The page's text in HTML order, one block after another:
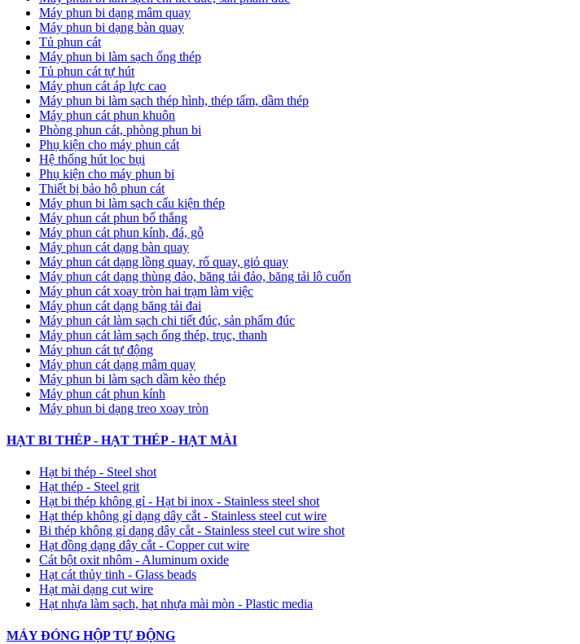
Máy phun bi dạng mâm quay
Máy phun bi dạng bàn quay
Tủ phun cát
Máy phun bi làm sạch ống thép
Tủ phun cát tự hút
Máy phun cát áp lực cao
Máy phun bi làm sạch thép hình, thép tấm, dầm thép
Máy phun cát phun khuôn
Phòng phun cát, phòng phun bi
Phụ kiện cho máy phun cát
Hệ thống hút lọc bụi
Phụ kiện cho máy phun bi
Thiết bị bảo hộ phun cát
Máy phun bi làm sạch cấu kiện thép
Máy phun cát phun bố thắng
Máy phun cát phun kính, đá, gỗ
Máy phun cát dạng bàn quay
Máy phun cát dạng lồng quay, rổ quay, giỏ quay
Máy phun cát dạng thùng đảo, băng tải đảo, băng tải lô cuốn
Máy phun cát xoay tròn hai trạm làm việc
Máy phun cát dạng băng tải đai
​Máy phun cát làm sạch chi tiết đúc, sản phẩm đúc
Máy phun cát làm sạch ống thép, trục, thanh
Máy phun cát tự động
​Máy phun cát dạng mâm quay
Máy phun bi làm sạch dầm kèo thép
Máy phun cát phun kính
Máy phun bi dạng treo xoay tròn
HẠT BI THÉP - HẠT THÉP - HẠT MÀI
Hạt bi thép - Steel shot
Hạt thép - Steel grit
Hạt bi thép không gỉ - Hạt bi inox - Stainless steel shot
Hạt thép không gỉ dạng dây cắt - Stainless steel cut wire
Bi thép không gỉ dạng dây cắt - Stainless steel cut wire shot
Hạt đồng dạng dây cắt - Copper cut wire
Cát bột oxit nhôm - Aluminum oxide
Hạt cát thủy tinh - Glass beads
Hạt mài dạng cut wire
Hạt nhựa làm sạch, hạt nhựa mài mòn - Plastic media
MÁY ĐÓNG HỘP TỰ ĐỘNG